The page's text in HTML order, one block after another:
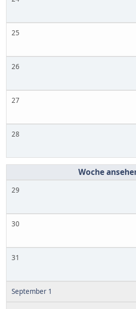
25
26
27
28
29
30
31
September 1